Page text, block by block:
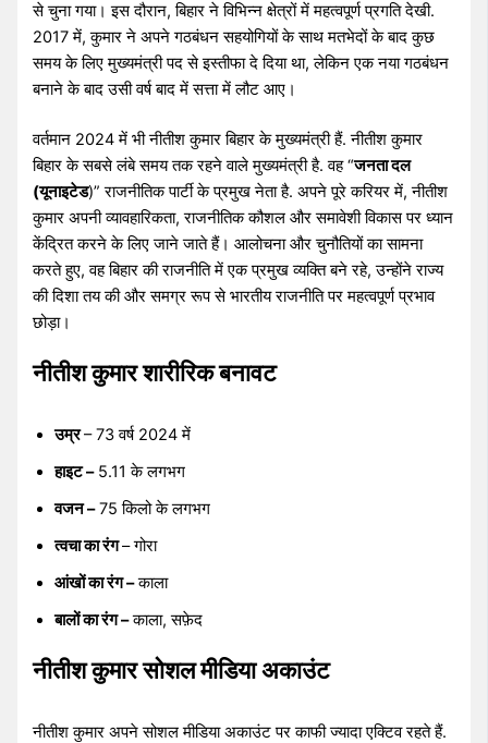
से चुना गया। इस दौरान, बिहार ने विभिन्न क्षेत्रों में महत्वपूर्ण प्रगति देखी.
2017 में, कुमार ने अपने गठबंधन सहयोगियों के साथ मतभेदों के बाद कुछ
समय के लिए मुख्यमंत्री पद से इस्तीफा दे दिया था, लेकिन एक नया गठबंधन
बनाने के बाद उसी वर्ष बाद में सत्ता में लौट आए।
वर्तमान 2024 में भी नीतीश कुमार बिहार के मुख्यमंत्री हैं. नीतीश कुमार
बिहार के सबसे लंबे समय तक रहने वाले मुख्यमंत्री है. वह “जनता दल
(यूनाइटेड)” राजनीतिक पार्टी के प्रमुख नेता है. अपने पूरे करियर में, नीतीश
कुमार अपनी व्यावहारिकता, राजनीतिक कौशल और समावेशी विकास पर ध्यान
केंद्रित करने के लिए जाने जाते हैं। आलोचना और चुनौतियों का सामना
करते हुए, वह बिहार की राजनीति में एक प्रमुख व्यक्ति बने रहे, उन्होंने राज्य
की दिशा तय की और समग्र रूप से भारतीय राजनीति पर महत्वपूर्ण प्रभाव
छोड़ा।
नीतीश कुमार शारीरिक बनावट
उम्र– 73 वर्ष 2024 में
हाइट –5.11 के लगभग
वजन –75 किलो के लगभग
त्वचा का रंग– गोरा
आंखों का रंग –काला
बालों का रंग –काला, सफ़ेद
नीतीश कुमार सोशल मीडिया अकाउंट
नीतीश कुमार अपने सोशल मीडिया अकाउंट पर काफी ज्यादा एक्टिव रहते हैं.